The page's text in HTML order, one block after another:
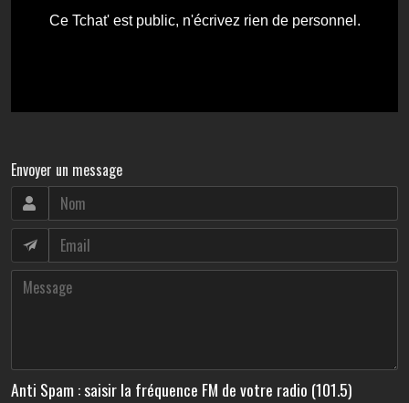
Envoyer un message
Anti Spam : saisir la fréquence FM de votre radio (101.5)